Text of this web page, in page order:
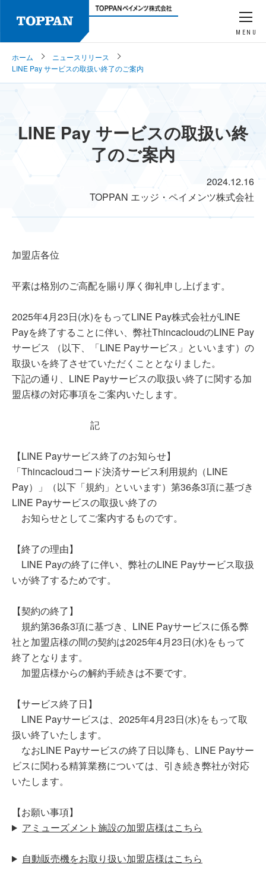
MENU
ホーム
ニュースリリース
LINE Pay サービスの取扱い終了のご案内
LINE Pay サービスの取扱い終
了のご案内
2024.12.16
TOPPAN エッジ・ペイメンツ株式会社
加盟店各位
平素は格別のご高配を賜り厚く御礼申し上げます。
2025年4月23日(水)をもってLINE Pay株式会社がLINE
Payを終了することに伴い、弊社ThincacloudのLINE Pay
サービス （以下、「LINE Payサービス」といいます）の
取扱いを終了させていただくこととなりました。
下記の通り、LINE Payサービスの取扱い終了に関する加
盟店様の対応事項をご案内いたします。
記
【LINE Payサービス終了のお知らせ】
「Thincacloudコード決済サービス利用規約（LINE
Pay）」（以下「規約」といいます）第36条3項に基づき
LINE Payサービスの取扱い終了の
お知らせとしてご案内するものです。
【終了の理由】
LINE Payの終了に伴い、弊社のLINE Payサービス取扱
いが終了するためです。
【契約の終了】
規約第36条3項に基づき、LINE Payサービスに係る弊
社と加盟店様の間の契約は2025年4月23日(水)をもって
終了となります。
加盟店様からの解約手続きは不要です。
【サービス終了日】
LINE Payサービスは、2025年4月23日(水)をもって取
扱い終了いたします。
なおLINE Payサービスの終了日以降も、LINE Payサー
ビスに関わる精算業務については、引き続き弊社が対応
いたします。
【お願い事項】
アミューズメント施設の加盟店様はこちら
自動販売機をお取り扱い加盟店様はこちら